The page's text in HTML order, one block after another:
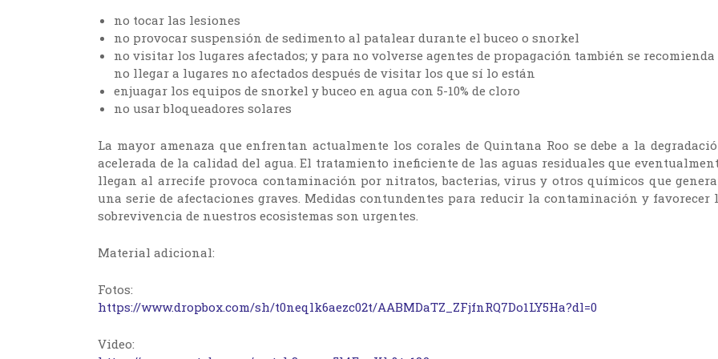
no tocar las lesiones
no provocar suspensión de sedimento al patalear durante el buceo o snorkel
no visitar los lugares afectados; y para no volverse agentes de propagación también se recomienda
no llegar a lugares no afectados después de visitar los que sí lo están
enjuagar los equipos de snorkel y buceo en agua con 5-10% de cloro
no usar bloqueadores solares
La mayor amenaza que enfrentan actualmente los corales de Quintana Roo se debe a la
acelerada de la calidad del agua. El tratamiento ineficiente de las aguas residuales que
llegan al arrecife provoca contaminación por nitratos, bacterias, virus y otros químicos que
una serie de afectaciones graves. Medidas contundentes para reducir la contaminación y favorecer
sobrevivencia de nuestros ecosistemas son urgentes.
Material adicional:
Fotos:
https://www.dropbox.com/sh/t0neqlk6aezc02t/AABMDaTZ_ZFjfnRQ7Do1LY5Ha?dl=0
Video: